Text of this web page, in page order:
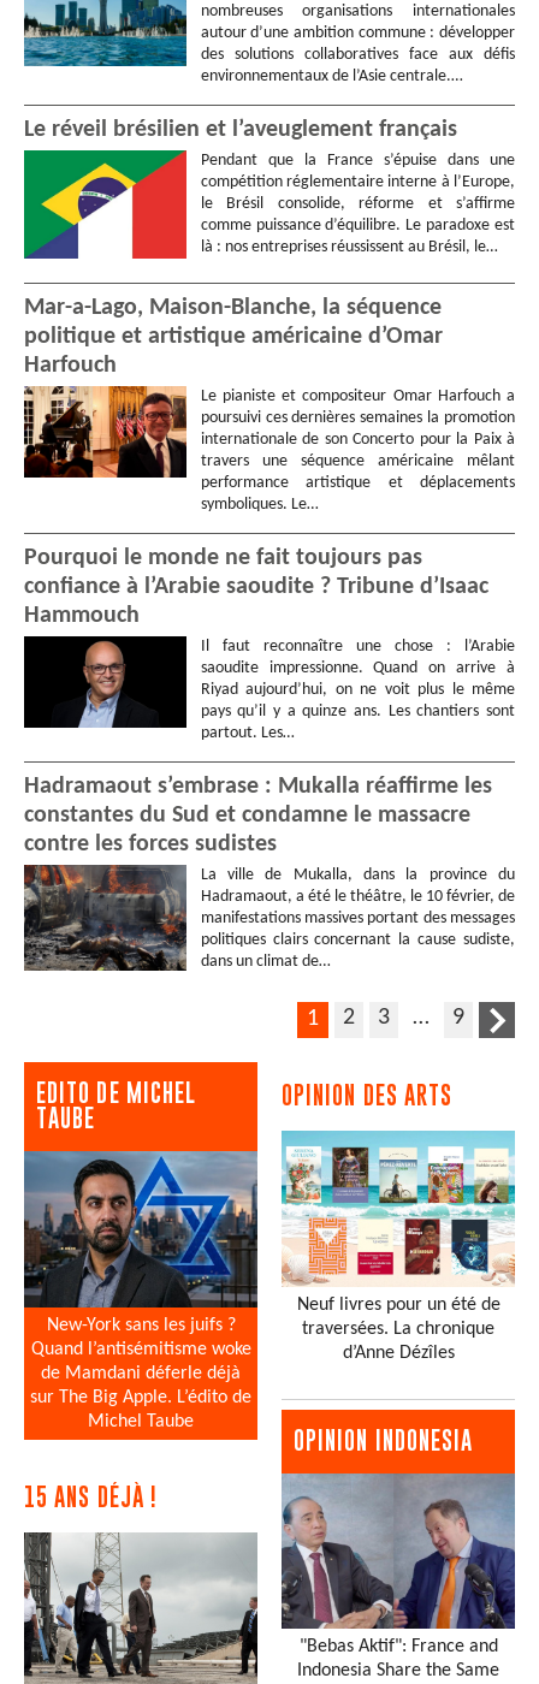
nombreuses organisations internationales
autour d’une ambition commune : développer
des solutions collaboratives face aux défis
environnementaux de l’Asie centrale.…
Le réveil brésilien et l’aveuglement français
Pendant que la France s’épuise dans une
compétition réglementaire interne à l’Europe,
le Brésil consolide, réforme et s’affirme
comme puissance d’équilibre. Le paradoxe est
là : nos entreprises réussissent au Brésil, le…
Mar-a-Lago, Maison-Blanche, la séquence
politique et artistique américaine d’Omar
Harfouch
Le pianiste et compositeur Omar Harfouch a
poursuivi ces dernières semaines la promotion
internationale de son Concerto pour la Paix à
travers une séquence américaine mêlant
performance artistique et déplacements
symboliques. Le…
Pourquoi le monde ne fait toujours pas
confiance à l’Arabie saoudite ? Tribune d’Isaac
Hammouch
Il faut reconnaître une chose : l’Arabie
saoudite impressionne. Quand on arrive à
Riyad aujourd’hui, on ne voit plus le même
pays qu’il y a quinze ans. Les chantiers sont
partout. Les…
Hadramaout s’embrase : Mukalla réaffirme les
constantes du Sud et condamne le massacre
contre les forces sudistes
La ville de Mukalla, dans la province du
Hadramaout, a été le théâtre, le 10 février, de
manifestations massives portant des messages
politiques clairs concernant la cause sudiste,
dans un climat de…
1 2 3 … 9
EDITO DE MICHEL
TAUBE
New-York sans les juifs ?
Quand l’antisémitisme woke
de Mamdani déferle déjà
sur The Big Apple. L’édito de
Michel Taube
15 ANS DÉJÀ !
OPINION DES ARTS
Neuf livres pour un été de
traversées. La chronique
d’Anne Dézîles
OPINION INDONESIA
"Bebas Aktif": France and
Indonesia Share the Same